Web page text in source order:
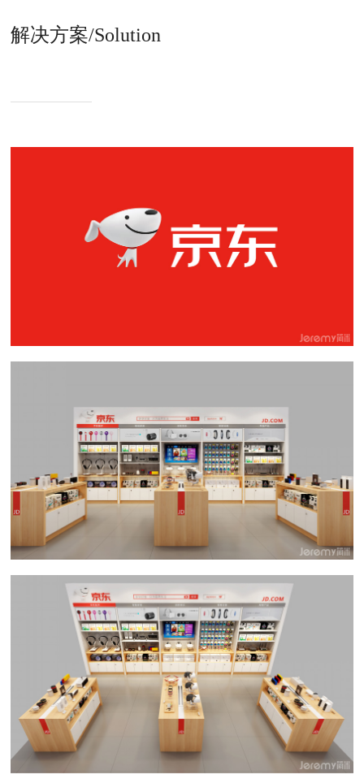
解决方案/Solution